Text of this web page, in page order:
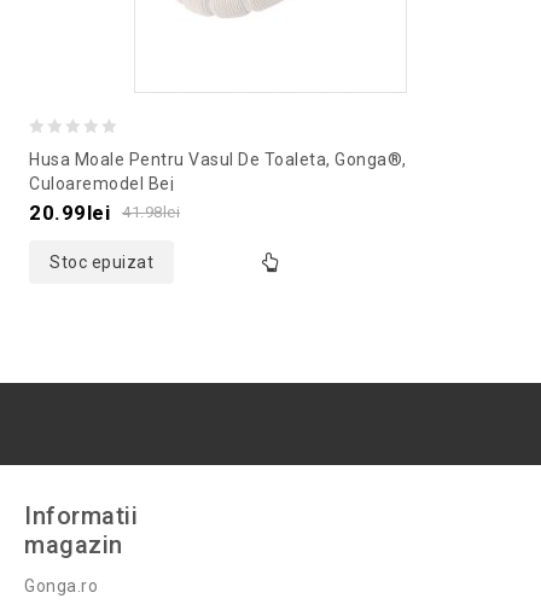
out
of
Husa Moale Pentru Vasul De Toaleta, Gonga®,
Culoaremodel Bej
41.98lei
20.99lei
Stoc epuizat
Informatii
magazin
Gonga.ro